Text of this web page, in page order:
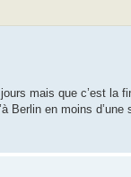
mais que c’est la
en moins d’une